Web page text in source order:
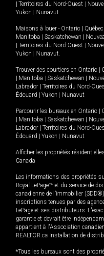
Territoires du Nord-Ouest
Yukon
Nunavut.
Maisons à louer - Ontario Québec
Manitoba
Saskatchewan
Territoires du Nord-Ouest
Yukon
Nunavut.
Trouver des courtiers en Ontario
Manitoba Saskatchewan
Labrador
Territoires du Nord-
Édouard
Yukon Nunavut
Parcourir les bureaux en Ontario
Manitoba Saskatchewan
Labrador
Territoires du Nord-
Édouard
Yukon Nunavut
Afficher les propriétés
Canada
Les informations des propriétés
Royal LePageMD et du service de
canadienne de l’immobilier
inscriptions tenues par des
LePage et ses distributeurs.
garantie et devrait être
appartient à l'Association
REALTOR.ca Installation de
*Tous les bureaux sont des